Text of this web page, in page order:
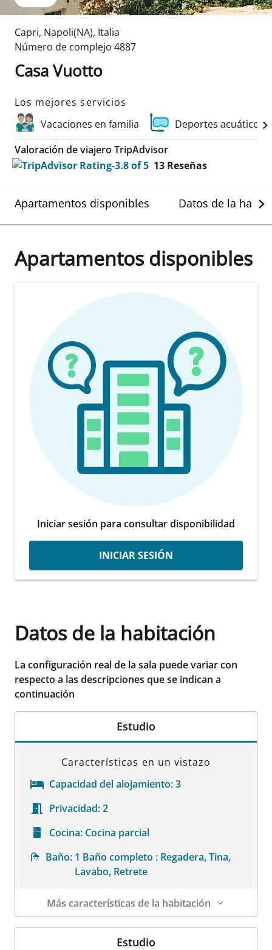
Capri, Napoli(NA), Italia
Número de complejo 4887
Casa Vuotto
Los mejores servicios
Vacaciones en familia
Deportes acuáticos
Valoración de viajero TripAdvisor
13 Reseñas
Apartamentos disponibles Datos de la
Apartamentos disponibles
Iniciar sesión para consultar disponibilidad
INICIAR SESIÓN
Datos de la habitación
La configuración real de la sala puede variar con
respecto a las descripciones que se indican a
continuación
Estudio
Características en un vistazo
Capacidad del alojamiento:3
Privacidad:2
Cocina: Cocina parcial
Baño: 1 Baño completo : Regadera, Tina,
Lavabo, Retrete
Más características de la habitación
Datos de la habitación
Estudio